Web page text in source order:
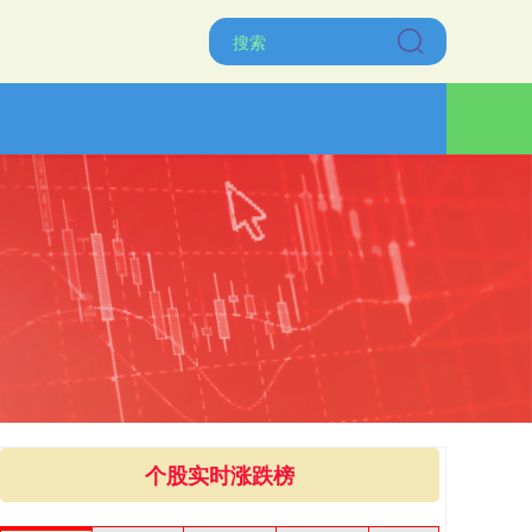
个股实时涨跌榜